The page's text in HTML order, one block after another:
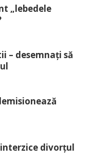
„lebedele
– desemnați să
divorțul